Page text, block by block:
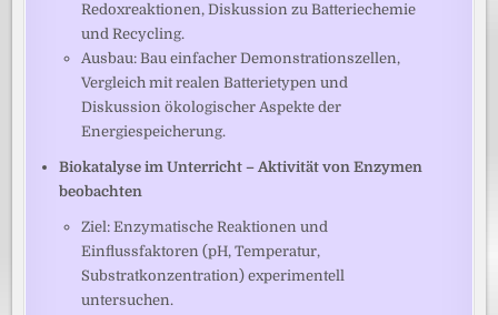
Redoxreaktionen, Diskussion zu Batteriechemie
und Recycling.
Ausbau: Bau einfacher Demonstrationszellen,
Vergleich mit realen Batterietypen und
Diskussion ökologischer Aspekte der
Energiespeicherung.
Biokatalyse im Unterricht – Aktivität von Enzymen
beobachten
Ziel: Enzymatische Reaktionen und
Einflussfaktoren (pH, Temperatur,
Substratkonzentration) experimentell
untersuchen.